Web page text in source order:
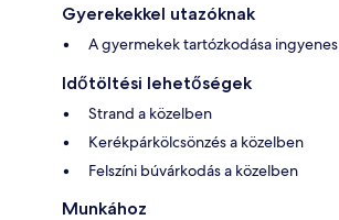
Gyerekekkel utazóknak
A gyermekek tartózkodása ingyenes
Időtöltési lehetőségek
Strand a közelben
Kerékpárkölcsönzés a közelben
Felszíni búvárkodás a közelben
Munkához